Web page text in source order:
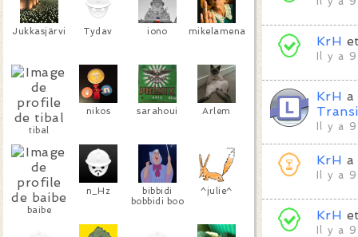
Jukkasjärvi Tydav iono mikelamenace
tibal
nikos sarahoui Arlem
baibe
n_Hz
bibbidi
bobbidi boo
^julie^
KrH
Il y a
KrH a
Il y a
KrH a
Il y a
KrH
Il y a